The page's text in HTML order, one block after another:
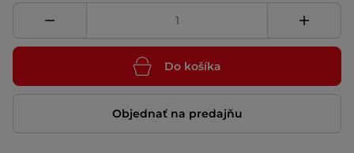
Do košíka
Objednať na predajňu